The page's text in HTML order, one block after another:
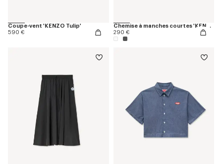
Coupe-vent 'KENZO Tulip'
590 €
Chemise à manches courtes 'KENZO Signature' en popeline de coton
290 €